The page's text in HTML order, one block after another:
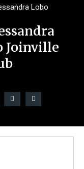
Lobo
Joinville